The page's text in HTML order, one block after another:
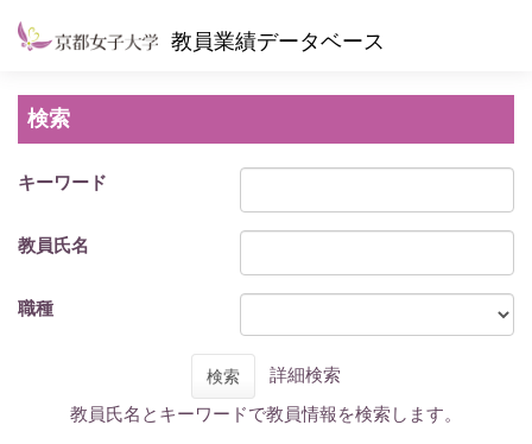
教員業績データベース
検索
キーワード
教員氏名
職種
検索
詳細検索
教員氏名とキーワードで教員情報を検索します。